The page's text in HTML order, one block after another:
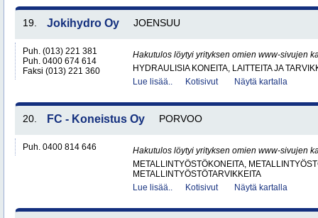
19. Jokihydro Oy JOENSUU
Puh. (013) 221 381
Puh. 0400 674 614
Faksi (013) 221 360
Hakutulos löytyi yrityksen omien www-sivujen
HYDRAULISIA KONEITA, LAITTEITA JA
Lue lisää..
Kotisivut Näytä kartalla
20. FC - Koneistus Oy PORVOO
Puh. 0400 814 646
Hakutulos löytyi yrityksen omien www-sivujen
METALLINTYÖSTÖKONEITA,
METALLINTYÖSTÖTARVIKKEITA
Lue lisää..
Kotisivut Näytä kartalla